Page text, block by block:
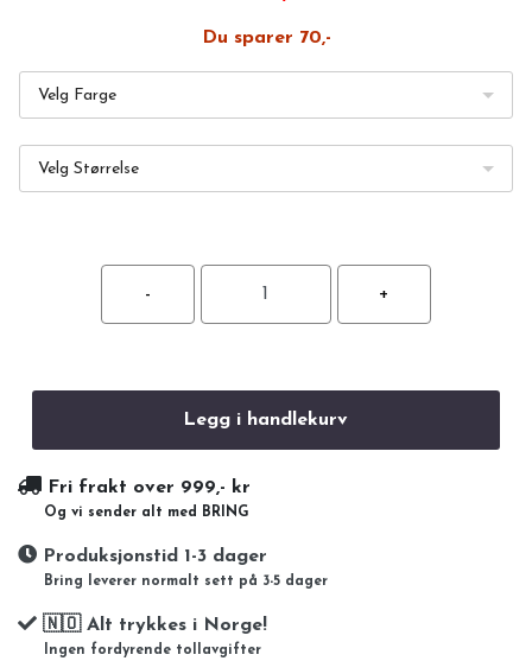
Du sparer 70,-
Velg Farge
Velg Størrelse
Legg i handlekurv
Fri frakt over 999,- kr
Og vi sender alt med BRING
Produksjonstid 1-3 dager
Bring leverer normalt sett på 3-5 dager
🇳🇴 Alt trykkes i Norge!
Ingen fordyrende tollavgifter